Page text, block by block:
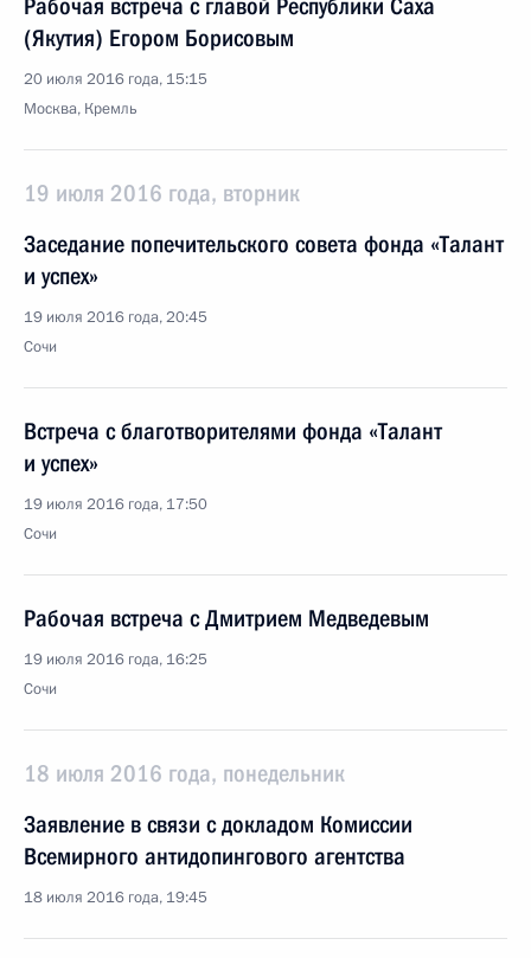
Рабочая встреча с главой Республики Саха
(Якутия) Егором Борисовым
20 июля 2016 года, 15:15
Москва, Кремль
19 июля 2016 года, вторник
Заседание попечительского совета фонда «Талант
и успех»
19 июля 2016 года, 20:45
Сочи
Встреча с благотворителями фонда «Талант
и успех»
19 июля 2016 года, 17:50
Сочи
Рабочая встреча с Дмитрием Медведевым
19 июля 2016 года, 16:25
Сочи
18 июля 2016 года, понедельник
Заявление в связи с докладом Комиссии
Всемирного антидопингового агентства
18 июля 2016 года, 19:45